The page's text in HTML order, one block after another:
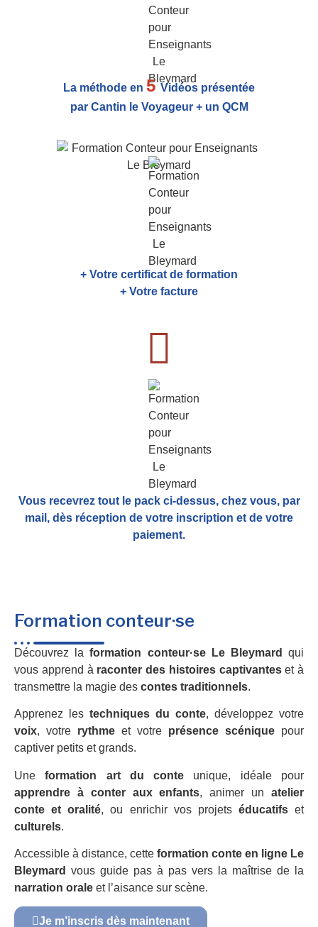
La méthode en 5Vidéos présentée
par Cantin le Voyageur + un QCM
+ Votre certificat de formation
+ Votre facture
Vous recevrez tout le pack ci-dessus, chez vous, par
mail, dès réception de votre inscription et de votre
paiement.
Formation conteur·se
Découvrez laformation conteur·se Le Bleymard
qui
vous apprend à raconter des histoires captivanteset à
transmettre la magie des contes traditionnels.
Apprenez les techniques du conte, développez votre
voix, votre rythme et votre présence scénique pour
captiver petits et grands.
Uneformation art du conte unique, idéale pour
apprendre à conter aux enfants, animer unatelier
conte et oralité, ou enrichir vos projets éducatifset
culturels.
Accessible à distance, cette formation conte en ligne Le
Bleymard vous guide pas à pas vers la maîtrise de la
narration orale et l’aisance sur scène.
Je m’inscris dès maintenant